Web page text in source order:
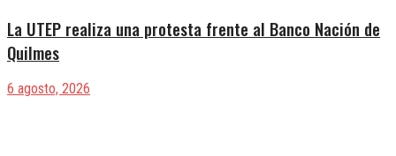
La UTEP realiza una protesta frente al Banco Nación de
Quilmes
6 agosto, 2026